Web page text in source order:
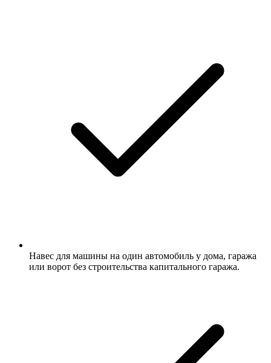
Навес для машины на один автомобиль у дома, гаража
или ворот без строительства капитального гаража.